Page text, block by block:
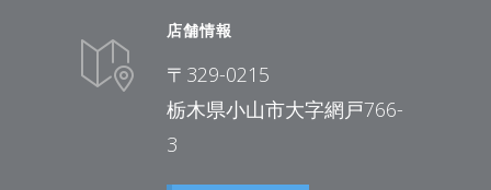
店舗情報
〒329-0215
栃木県小山市大字網戸766-
3